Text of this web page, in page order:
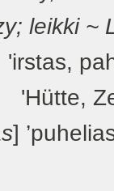
leikki ~
]